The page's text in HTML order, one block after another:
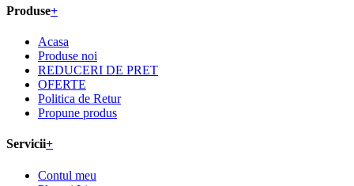
RO35379668
Produse+
Acasa
Produse noi
REDUCERI DE PRET
OFERTE
Propune produs
Servicii+